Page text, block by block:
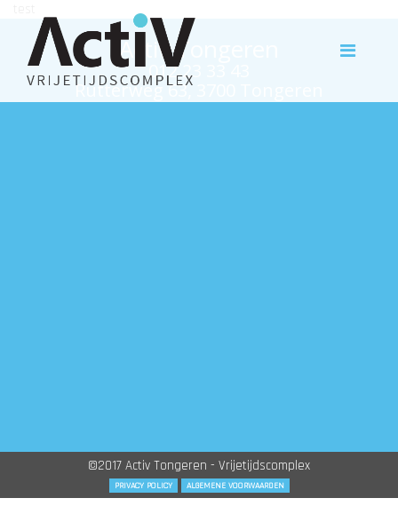
Activ Tongeren
012 23 33 43
Rutterweg 63, 3700 Tongeren
©2017 Activ Tongeren - Vrijetijdscomplex
PRIVACY POLICY ALGEMENE VOORWAARDEN